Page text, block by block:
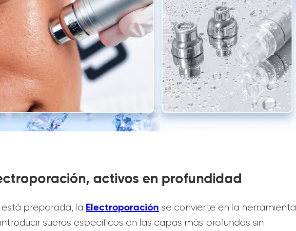
activos en profundidad
está preparada, la Electroporación se convierte en la herramienta
sueros específicos en las capas más profundas sin